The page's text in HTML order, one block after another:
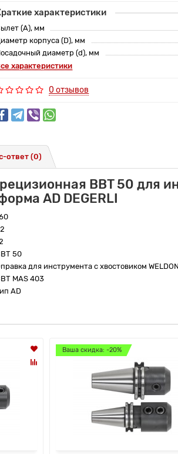
характеристики
(A), мм
корпуса (D), мм
диаметр (d), мм
характеристики
0 отзывов
ответ (0)
BBT 50 для
AD DEGERLI
50
для инструмента с хвостовиком WELDON
MAS 403
AD
Ваша скидка: -20%